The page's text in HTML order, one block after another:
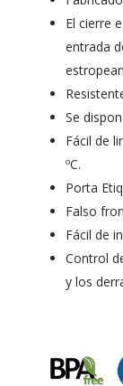
El cierre
entrada
Se
Fácil de
ºC.
Porta
Falso
Fácil de
Control
y los